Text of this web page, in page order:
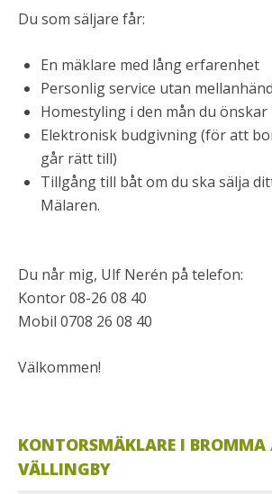
Du som säljare får:
En mäklare med lång erfarenhet
Personlig service utan
Homestyling i den mån du önskar
Elektronisk budgivning (för att
går rätt till)
Tillgång till båt om du ska sälja
Mälaren.
Du når mig, Ulf Nerén på telefon:
Kontor 08-26 08 40
Mobil 0708 26 08 40
Välkommen!
KONTORSMÄKLARE I BROMMA
VÄLLINGBY